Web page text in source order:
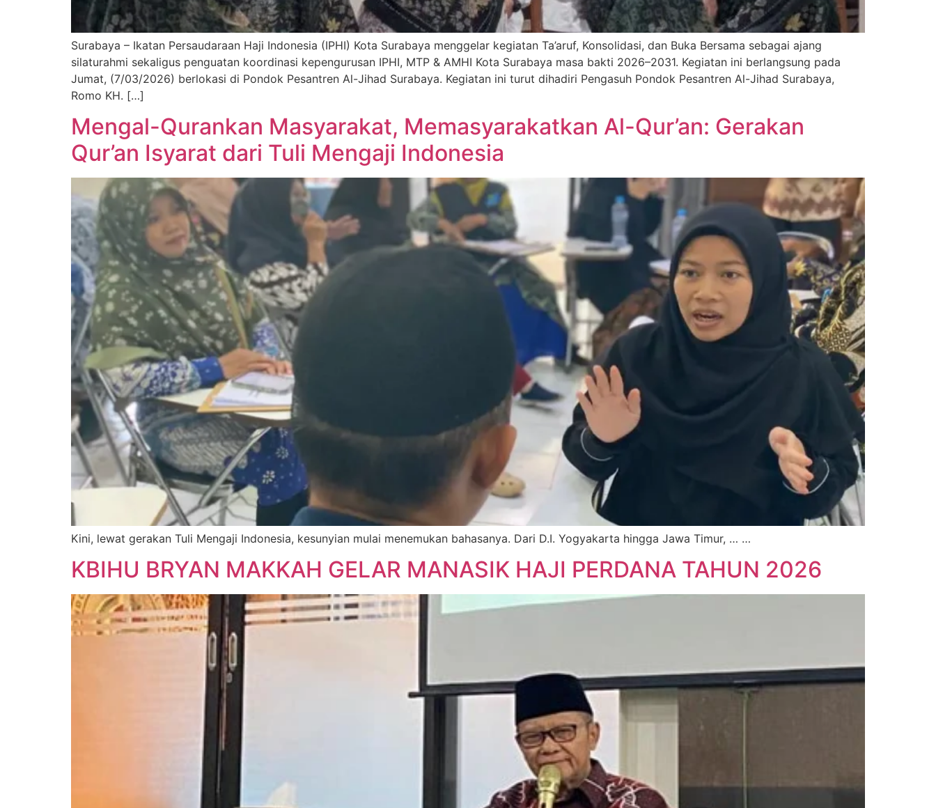
Surabaya – Ikatan Persaudaraan Haji Indonesia (IPHI) Kota Surabaya menggelar kegiatan Ta’aruf, Konsolidasi, dan Buka Bersama sebagai ajang
silaturahmi sekaligus penguatan koordinasi kepengurusan IPHI, MTP & AMHI Kota Surabaya masa bakti 2026–2031. Kegiatan ini berlangsung pada
Jumat, (7/03/2026) berlokasi di Pondok Pesantren Al-Jihad Surabaya. Kegiatan ini turut dihadiri Pengasuh Pondok Pesantren Al-Jihad Surabaya,
Romo KH. […]
Mengal-Qurankan Masyarakat, Memasyarakatkan Al-Qur’an: Gerakan
Qur’an Isyarat dari Tuli Mengaji Indonesia
Kini, lewat gerakan Tuli Mengaji Indonesia, kesunyian mulai menemukan bahasanya. Dari D.I. Yogyakarta hingga Jawa Timur, … …
KBIHU BRYAN MAKKAH GELAR MANASIK HAJI PERDANA TAHUN 2026